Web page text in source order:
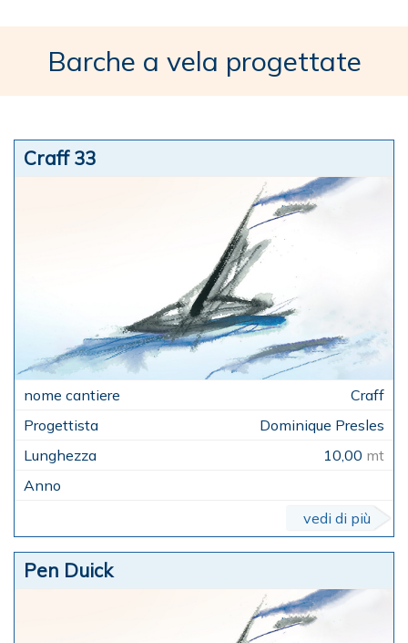
Barche a vela progettate
Craff 33
Craff
Dominique Presles
10,00 mt
vedi di più
Pen Duick